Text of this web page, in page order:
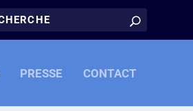
PRESSE CONTACT